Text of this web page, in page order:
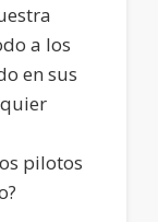
a los
en sus
pilotos